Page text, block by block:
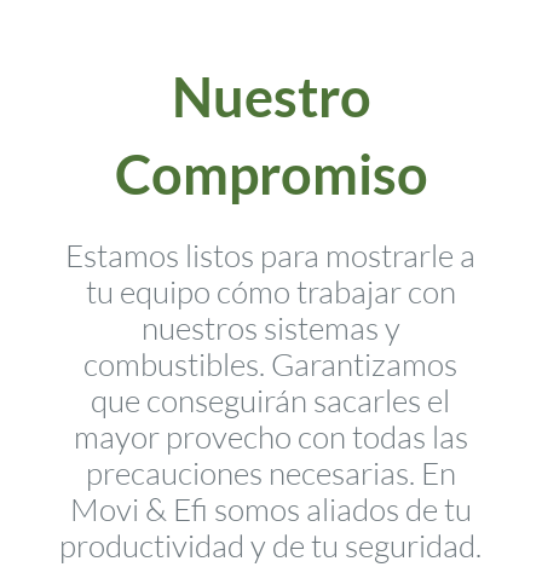
Nuestro
Compromiso
Estamos listos para mostrarle a
tu equipo cómo trabajar con
nuestros sistemas y
combustibles. Garantizamos
que conseguirán sacarles el
mayor provecho con todas las
precauciones necesarias. En
Movi & Efi somos aliados de tu
productividad y de tu seguridad.